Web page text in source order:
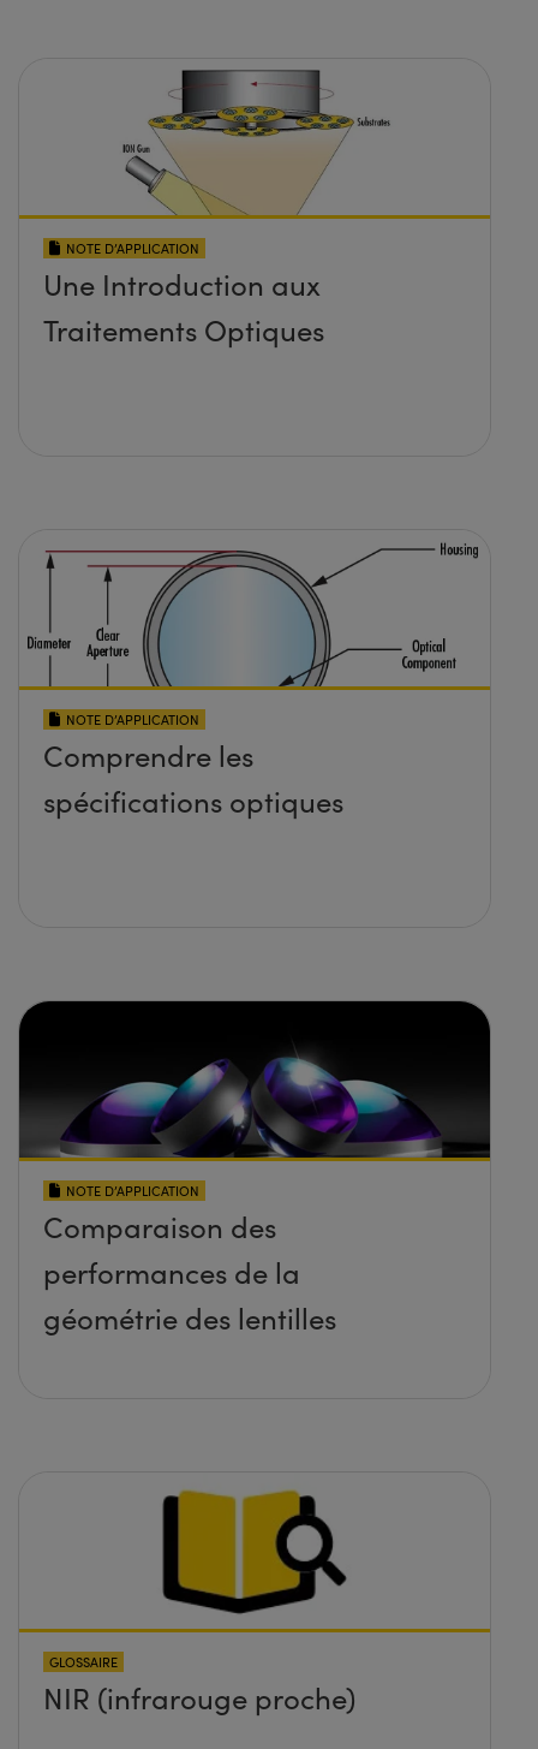
NOTE D’APPLICATION
Une Introduction aux
Traitements Optiques
NOTE D’APPLICATION
Comprendre les
spécifications optiques
NOTE D’APPLICATION
Comparaison des
performances de la
géométrie des lentilles
GLOSSAIRE
NIR (infrarouge proche)